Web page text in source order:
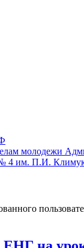
молодежи
№ 4 им. П.И.